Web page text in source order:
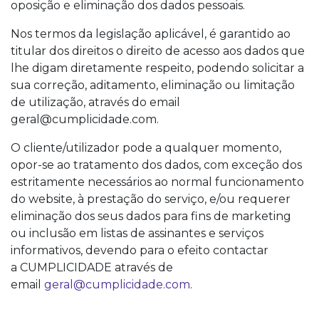
oposição e eliminação dos dados pessoais.
Nos termos da legislação aplicável, é garantido ao
titular dos direitos o direito de acesso aos dados que
lhe digam diretamente respeito, podendo solicitar a
sua correção, aditamento, eliminação ou limitação
de utilização, através do email
geral@cumplicidade.com.
O cliente/utilizador pode a qualquer momento,
opor-se ao tratamento dos dados, com exceção dos
estritamente necessários ao normal funcionamento
do website, à prestação do serviço, e/ou requerer
eliminação dos seus dados para fins de marketing
ou inclusão em listas de assinantes e serviços
informativos, devendo para o efeito contactar
a CUMPLICIDADE através de
email geral@cumplicidade.com.